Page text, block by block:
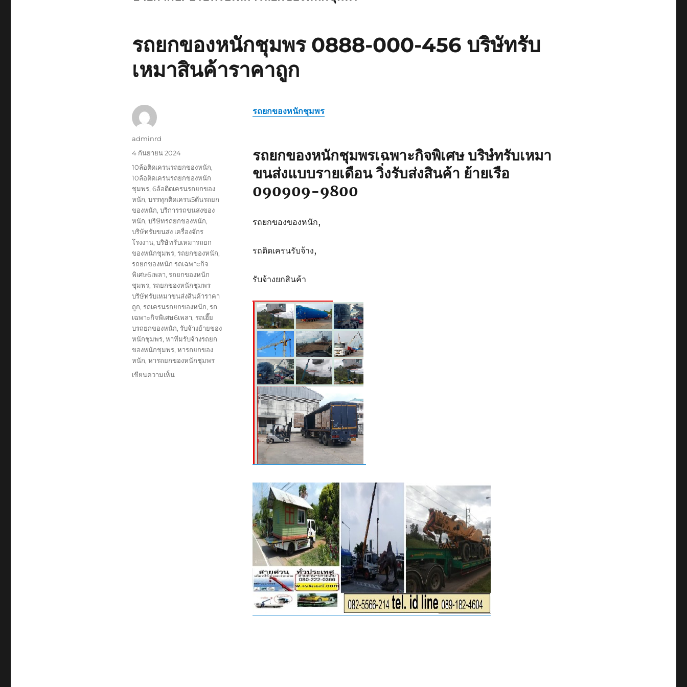
รถยกของหนักชุมพร 0888-000-456 บริษัทรับ
เหมาสินค้าราคาถูก
รถยกของหนักชุมพร
รถยกของหนักชุมพรเฉพาะกิจพิเศษ บริษํทรับเหมา
ขนส่งแบบรายเดือน วิ่งรับส่งสินค้า ย้ายเรือ
090909-9800
รถยกของของหนัก,
รถติดเครนรับจ้าง,
รับจ้างยกสินค้า
ผู้
เขียน
adminrd
เขียน
เมื่อ
4 กันยายน 2024
ป้าย
กำกับ
10ล้อติดเครนรถยกของหนัก,
10ล้อติดเครนรถยกของหนัก
ชุมพร, 6ล้อติดเครนรถยกของ
หนัก, บรรทุกติดเครน5ตันรถยก
ของหนัก, บริการรถขนสงของ
หนัก, บริษัทรถยกของหนัก,
บริษัทรับขนส่ง เครื่องจักร
โรงงาน, บริษัทรับเหมารถยก
ของหนักชุมพร, รถยกของหนัก,
รถยกของหนัก รถเฉพาะกิจ
พิเศษ6เพลา, รถยกของหนัก
ชุมพร, รถยกของหนักชุมพร
บริษัทรับเหมาขนส่งสินค้าราคา
ถูก, รถเครนรถยกของหนัก, รถ
เฉพาะกิจพิเศษ6เพลา, รถเฮี๊ย
บรถยกของหนัก, รับจ้างย้ายของ
หนักชุมพร, หาทีมรับจ้างรถยก
ของหนักชุมพร, หารถยกของ
หนัก, หารถยกของหนักชุมพร
เขียนความเห็นบน